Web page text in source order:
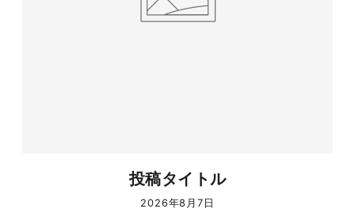
投稿タイトル
2026年8月7日